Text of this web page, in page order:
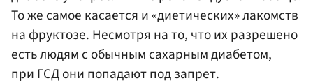
То же самое касается и «диетических» лакомств
на фруктозе. Несмотря на то, что их разрешено
есть людям с обычным сахарным диабетом,
при ГСД они попадают под запрет.